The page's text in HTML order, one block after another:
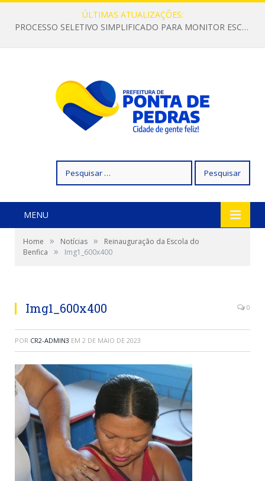
ÚLTIMAS ATUALIZAÇÕES:
PROCESSO SELETIVO SIMPLIFICADO PARA MONITOR ESCOLAR
por:
MENU
Home » Notícias »
Reinauguração da Escola do
Benfica
» Img1_600x400
Img1_600x400 0
POR CR2-ADMIN3 EM 2 DE MAIO DE 2023